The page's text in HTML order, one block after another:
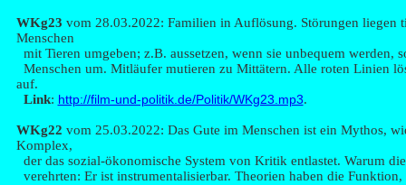
WKg23 vom 28.03.2022: Familien in Auflösung. Störungen liegen
Menschen
mit Tieren umgeben; z.B. aussetzen, wenn sie unbequem werden,
Menschen um. Mitläufer mutieren zu Mittätern. Alle roten Linien
auf.
Link: http://film-und-politik.de/Politik/WKg23.mp3.
WKg22 vom 25.03.2022: Das Gute im Menschen ist ein Mythos,
Komplex,
der das sozial-ökonomische System von Kritik entlastet. Warum
verehrten: Er ist instrumentalisierbar. Theorien haben die Funktion,